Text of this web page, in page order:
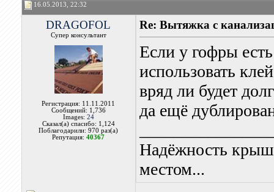
16.05.2013, 22:32
DRAGOFOL
Супер консультант
Регистрация: 11.11.2011
Сообщений: 1,736
Images: 24
Сказал(а) спасибо: 1,124
Поблагодарили: 970 раз(а)
Репутация:40367
Re: Вытяжка с
Если у гофры
использовать
вряд ли будет
да ещё
Надёжность
местом...